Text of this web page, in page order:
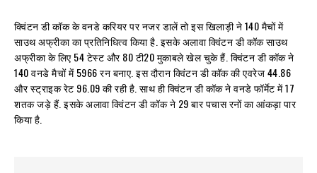
क्विंटन डी कॉक के वनडे करियर पर नजर डालें तो इस खिलाड़ी ने 140 मैचों में
साउथ अफ्रीका का प्रतिनिधित्व किया है. इसके अलावा क्विंटन डी कॉक साउथ
अफ्रीका के लिए 54 टेस्ट और 80 टी20 मुकाबले खेल चुके हैं. क्विंटन डी कॉक ने
140 वनडे मैचों में 5966 रन बनाए. इस दौरान क्विंटन डी कॉक की एवरेज 44.86
और स्ट्राइक रेट 96.09 की रही है. साथ ही क्विंटन डी कॉक ने वनडे फॉर्मेट में 17
शतक जड़े हैं. इसके अलावा क्विंटन डी कॉक ने 29 बार पचास रनों का आंकड़ा पार
किया है.